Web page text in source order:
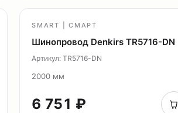
SMART | СМАРТ
Шинопровод Denkirs TR5716-DN
Артикул: TR5716-DN
2000 мм
6 751 ₽